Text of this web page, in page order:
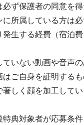
ず保護者の同意を得
所属している方は
生する経費（宿泊
いない動画や音声
ご自身を証明する
しく顔を加工して
特典対象者が応募条